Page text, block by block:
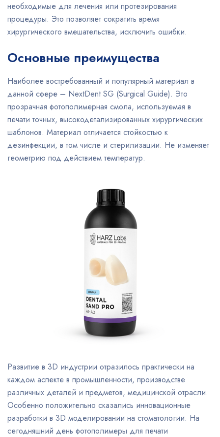
необходимые для лечения или протезирования
процедуры. Это позволяет сократить время
хирургического вмешательства, исключить ошибки.
Основные преимущества
Наиболее востребованный и популярный материал в
данной сфере – NextDent SG (Surgical Guide). Это
прозрачная фотополимерная смола, используемая в
печати точных, высокодетализированных хирургических
шаблонов. Материал отличается стойкостью к
дезинфекции, в том числе и стерилизации. Не изменяет
геометрию под действием температур.
Развитие в 3D индустрии отразилось практически на
каждом аспекте в промышленности, производстве
различных деталей и предметов, медицинской отрасли.
Особенно положительно сказались инновационные
разработки в 3D моделировании на стоматологии. На
сегодняшний день фотополимеры для печати